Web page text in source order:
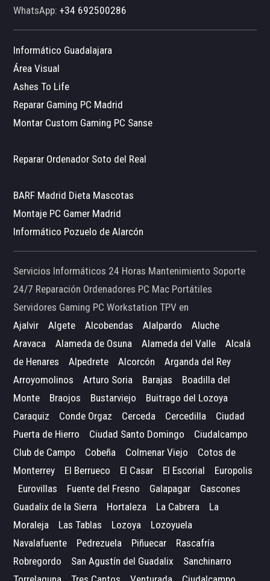
WhatsApp:+34 692500286
Informático Guadalajara
Área Visual
Ashes To Life
Reparar Gaming PC Madrid
Montar Custom Gaming PC Sanse
Reparar Ordenador Soto del Real
BARF Madrid Dieta Mascotas
Montaje PC Gamer Madrid
Informático Pozuelo de Alarcón
Servicios Informáticos 24 Horas Mantenimiento Soporte
24/7 Reparación Ordenadores PC Mac Portátiles
Servidores Gaming PC Workstation TPV en
Ajalvir
Algete Alcobendas Alalpardo
Aluche
Aravaca
Alameda de Osuna Alameda del Valle
Alcalá
de Henares
Alpedrete Alcorcón
Arganda del Rey
Arroyomolinos
Arturo Soria Barajas
Boadilla del
Monte
Braojos Bustarviejo
Buitrago del Lozoya
Caraquiz
Conde Orgaz Cerceda Cercedilla
Ciudad
Puerta de Hierro
Ciudad Santo Domingo
Ciudalcampo
Club de Campo
Cobeña Colmenar Viejo
Cotos de
Monterrey
El Berrueco El Casar El Escorial
Europolis
Eurovillas
Fuente del Fresno Galapagar
Gascones
Guadalix de la Sierra
Hortaleza La Cabrera
La
Moraleja
Las Tablas Lozoya
Lozoyuela
Navalafuente
Pedrezuela Piñuecar
Rascafría
Robregordo
San Agustín del Guadalix
Sanchinarro